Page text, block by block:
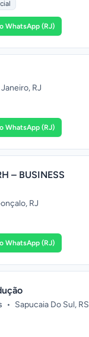
WhatsApp (RJ)
RJ
WhatsApp (RJ)
– BUSINESS
RJ
WhatsApp (RJ)
• Sapucaia Do Sul, RS